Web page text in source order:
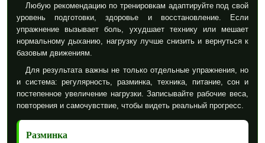
Любую рекомендацию по тренировкам адаптируйте под свой
уровень подготовки, здоровье и восстановление. Если
упражнение вызывает боль, ухудшает технику или мешает
нормальному дыханию, нагрузку лучше снизить и вернуться к
базовым движениям.
Для результата важны не только отдельные упражнения, но
и система: регулярность, разминка, техника, питание, сон и
постепенное увеличение нагрузки. Записывайте рабочие веса,
повторения и самочувствие, чтобы видеть реальный прогресс.
Разминка